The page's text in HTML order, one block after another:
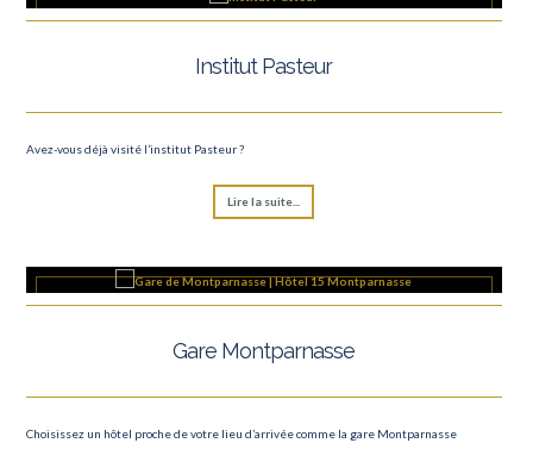
Institut Pasteur
Avez-vous déjà visité l’institut Pasteur ?
Lire la suite...
Gare Montparnasse
Choisissez un hôtel proche de votre lieu d’arrivée comme la gare Montparnasse